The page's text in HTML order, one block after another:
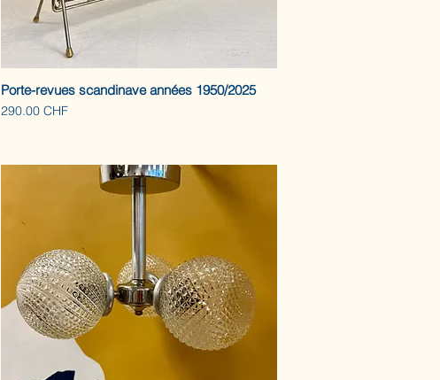
Porte-revues scandinave années 1950/2025
Prix
290.00 CHF